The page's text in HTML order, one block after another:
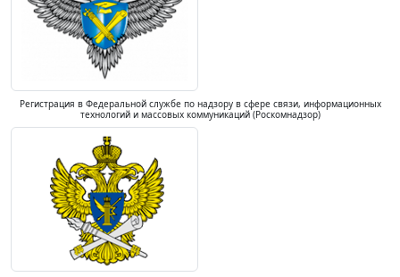
Регистрация в Федеральной службе по надзору в сфере связи, информационных
технологий и массовых коммуникаций (Роскомнадзор)